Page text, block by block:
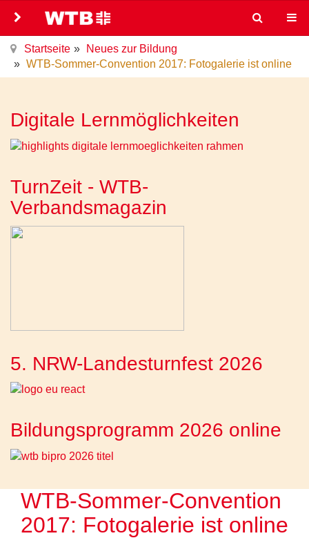
Startseite
Neues zur Bildung
WTB-Sommer-Convention 2017: Fotogalerie ist online
Digitale Lernmöglichkeiten
TurnZeit - WTB-
Verbandsmagazin
5. NRW-Landesturnfest 2026
Bildungsprogramm 2026 online
WTB-Sommer-Convention
2017: Fotogalerie ist online